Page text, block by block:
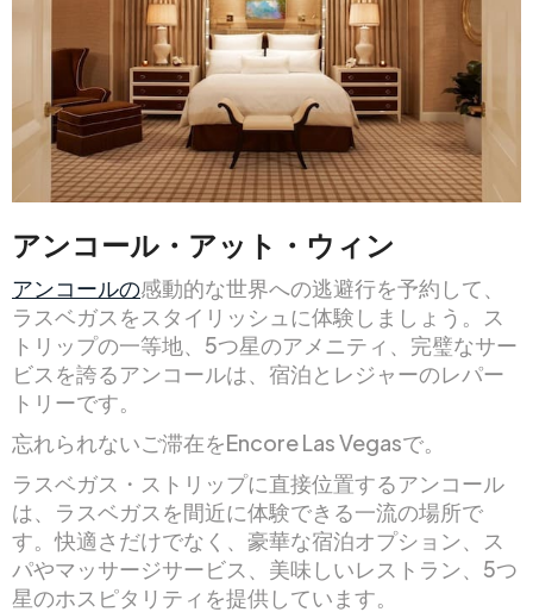
アンコール・アット・ウィン
アンコールの感動的な世界への逃避行を予約して、
ラスベガスをスタイリッシュに体験しましょう。ス
トリップの一等地、5つ星のアメニティ、完璧なサー
ビスを誇るアンコールは、宿泊とレジャーのレパー
トリーです。
忘れられないご滞在をEncore Las Vegasで。
ラスベガス・ストリップに直接位置するアンコール
は、ラスベガスを間近に体験できる一流の場所で
す。快適さだけでなく、豪華な宿泊オプション、ス
パやマッサージサービス、美味しいレストラン、5つ
星のホスピタリティを提供しています。